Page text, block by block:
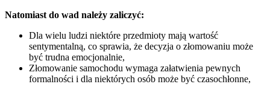
Natomiast do wad należy zaliczyć:
Dla wielu ludzi niektóre przedmioty mają wartość
sentymentalną, co sprawia, że decyzja o złomowaniu może
być trudna emocjonalnie,
Złomowanie samochodu wymaga załatwienia pewnych
formalności i dla niektórych osób może być czasochłonne,